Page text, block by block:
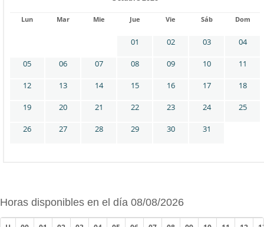
Lun Mar Mie Jue Vie Sáb Dom
01 02 03 04
05 06 07 08 09 10 11
12 13 14 15 16 17 18
19 20 21 22 23 24 25
26 27 28 29 30 31
Horas disponibles en el día 08/08/2026